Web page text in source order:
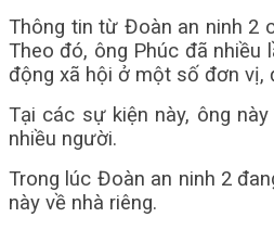
Thông tin từ Đoàn an ninh 2
Theo đó, ông Phúc đã
động xã hội ở một số đơn vị,
Tại các sự kiện này, ông
nhiều người.
Trong lúc Đoàn an ninh 2
này về nhà riêng.